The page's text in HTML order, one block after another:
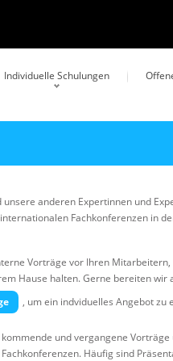
Individuelle Schulungen
anderen Expertinnen und
Fachkonferenzen in
Vorträge vor Ihren
Hause halten. Gerne bereiten
, um ein indviduelles Angebot zu
und vergangene
Häufig sind